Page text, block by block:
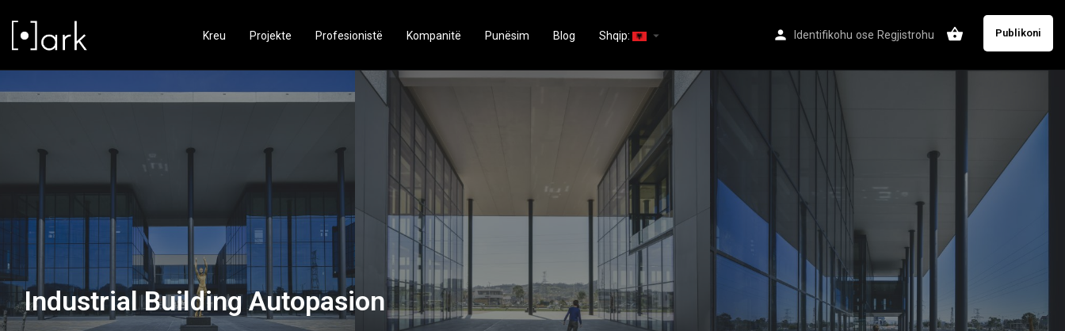
Identifikohu ose Regjistrohu Publikoni
Kreu Projekte Profesionistë Kompanitë Punësim Blog Shqip: arrow_drop_down
Industrial Building Autopasion